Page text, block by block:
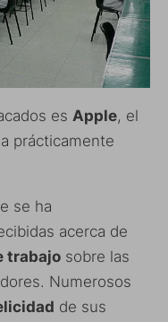
es Apple, el
prácticamente
se ha
acerca de
trabajo sobre las
Numerosos
de sus